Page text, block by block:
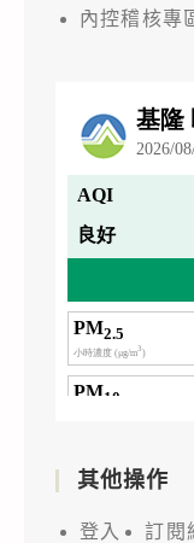
內控稽核專
其他操作
登入
訂閱